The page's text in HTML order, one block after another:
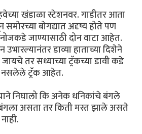
खंडाळा स्टेशनवर. गाडीतर आता
समोरच्या बोगद्यात अदृष्य होते पण
जाण्यासाठी दोन वाटा आहेत.
डाव्या हाताच्या दिशेने
तर सध्याच्या ट्रॅकच्या डावी कडे
नसलेले ट्रॅक आहेत.
निघालो कि अनेक धनिकांचे बंगले
असता तर किती मस्त झाले असते